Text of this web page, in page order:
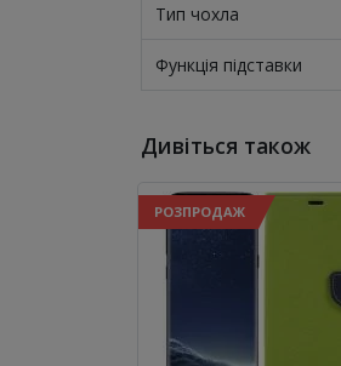
Тип чохла
Функція підставки
Дивіться також
РОЗПРОДАЖ